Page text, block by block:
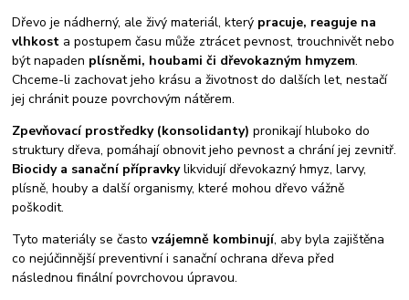
Dřevo je nádherný, ale živý materiál, který pracuje, reaguje na
vlhkost a postupem času může ztrácet pevnost, trouchnivět nebo
být napaden plísněmi, houbami či dřevokazným hmyzem.
Chceme-li zachovat jeho krásu a životnost do dalších let, nestačí
jej chránit pouze povrchovým nátěrem.
Zpevňovací prostředky (konsolidanty) pronikají hluboko do
struktury dřeva, pomáhají obnovit jeho pevnost a chrání jej zevnitř.
Biocidy a sanační přípravkylikvidují dřevokazný hmyz, larvy,
plísně, houby a další organismy, které mohou dřevo vážně
poškodit.
Tyto materiály se častovzájemně kombinují, aby byla zajištěna
co nejúčinnější preventivní i sanační ochrana dřeva před
následnou finální povrchovou úpravou.